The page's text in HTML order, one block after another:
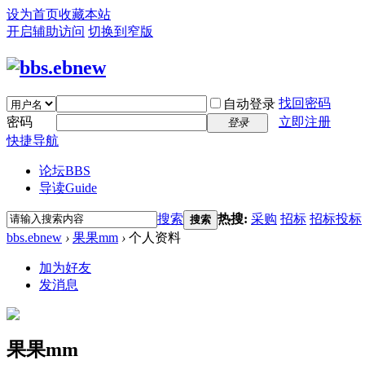
设为首页收藏本站
开启辅助访问 切换到窄版
自动登录 找回密码
密码
登录
立即注册
快捷导航
论坛BBS
导读Guide
搜索 搜索 热搜: 采购 招标 招标投标
bbs.ebnew › 果果mm › 个人资料
加为好友
发消息
果果mm